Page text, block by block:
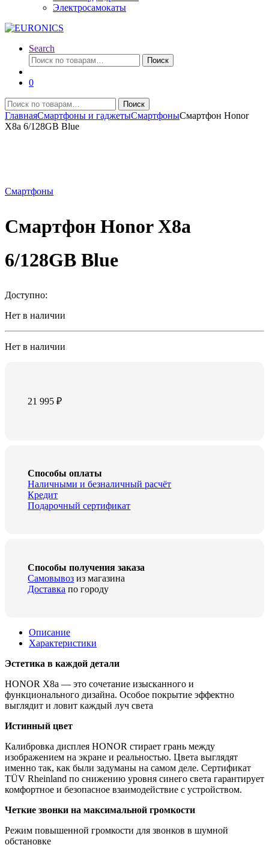
Электросамокаты
Search
Искать:
Поиск
0
Искать:
Поиск
ГлавнаяСмартфоны и гаджетыСмартфоныСмартфон Honor
X8a 6/128GB Blue
Смартфоны
Смартфон Honor X8a
6/128GB Blue
Доступно:
Нет в наличии
Нет в наличии
21 995₽
Способы оплаты
Наличными и безналичный расчёт
Кредит
Подарочный сертификат
Способы получения заказа
Самовывоз из магазина
Доставка по городу
Описание
Характеристики
Эстетика в каждой детали
HONOR X8a — это сочетание изысканного и
функционального дизайна. Особое покрытие эффектно
выглядит и ловит каждый луч света
Истинный цвет
Калибровка дисплея HONOR стирает грань между
изображением на экране и реальностью. Цвета выглядят
именно так, как были задуманы на самом деле. Сертификат
TÜV Rheinland по снижению уровня синего света гарантирует
комфортное и безопасное взаимодействие с устройством.
Четкие звонки на максимальной громкости
Режим повышенной громкости для звонков в шумной
обстановке